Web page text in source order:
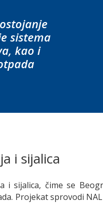
sistema
kao i
i sijalica
sijalica, čime se
Projekat sprovodi